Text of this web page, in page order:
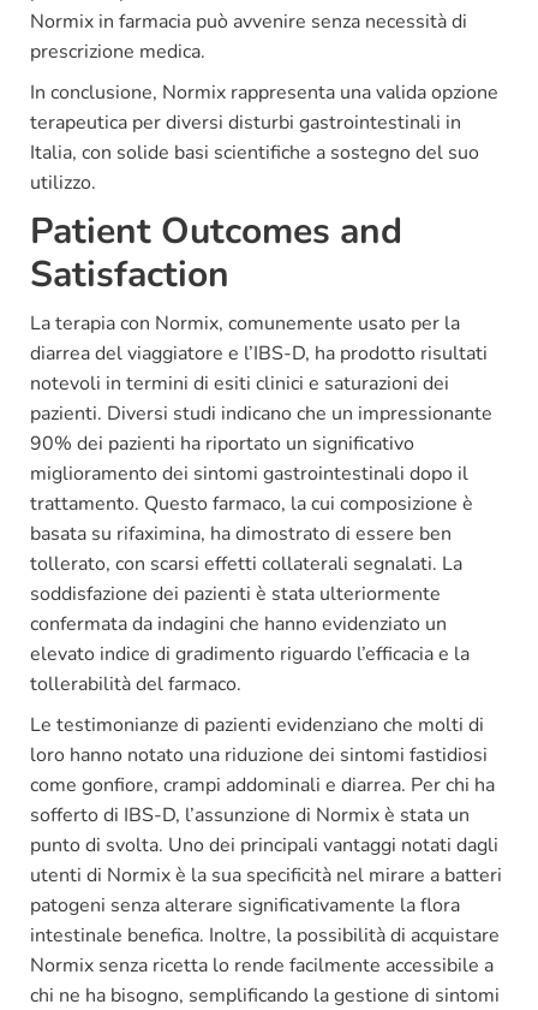
Normix in farmacia può avvenire senza necessità di
prescrizione medica.
In conclusione, Normix rappresenta una valida opzione
terapeutica per diversi disturbi gastrointestinali in
Italia, con solide basi scientifiche a sostegno del suo
utilizzo.
Patient Outcomes and
Satisfaction
La terapia con Normix, comunemente usato per la
diarrea del viaggiatore e l’IBS-D, ha prodotto risultati
notevoli in termini di esiti clinici e saturazioni dei
pazienti. Diversi studi indicano che un impressionante
90% dei pazienti ha riportato un significativo
miglioramento dei sintomi gastrointestinali dopo il
trattamento. Questo farmaco, la cui composizione è
basata su rifaximina, ha dimostrato di essere ben
tollerato, con scarsi effetti collaterali segnalati. La
soddisfazione dei pazienti è stata ulteriormente
confermata da indagini che hanno evidenziato un
elevato indice di gradimento riguardo l’efficacia e la
tollerabilità del farmaco.
Le testimonianze di pazienti evidenziano che molti di
loro hanno notato una riduzione dei sintomi fastidiosi
come gonfiore, crampi addominali e diarrea. Per chi ha
sofferto di IBS-D, l’assunzione di Normix è stata un
punto di svolta. Uno dei principali vantaggi notati dagli
utenti di Normix è la sua specificità nel mirare a batteri
patogeni senza alterare significativamente la flora
intestinale benefica. Inoltre, la possibilità di acquistare
Normix senza ricetta lo rende facilmente accessibile a
chi ne ha bisogno, semplificando la gestione di sintomi